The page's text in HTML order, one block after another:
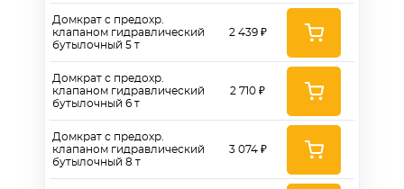
Домкрат с предохр.
клапаном гидравлический
бутылочный 5 т
Домкрат с предохр.
клапаном гидравлический
бутылочный 6 т
Домкрат с предохр.
клапаном гидравлический
бутылочный 8 т
2 439 ₽
2 710 ₽
3 074 ₽